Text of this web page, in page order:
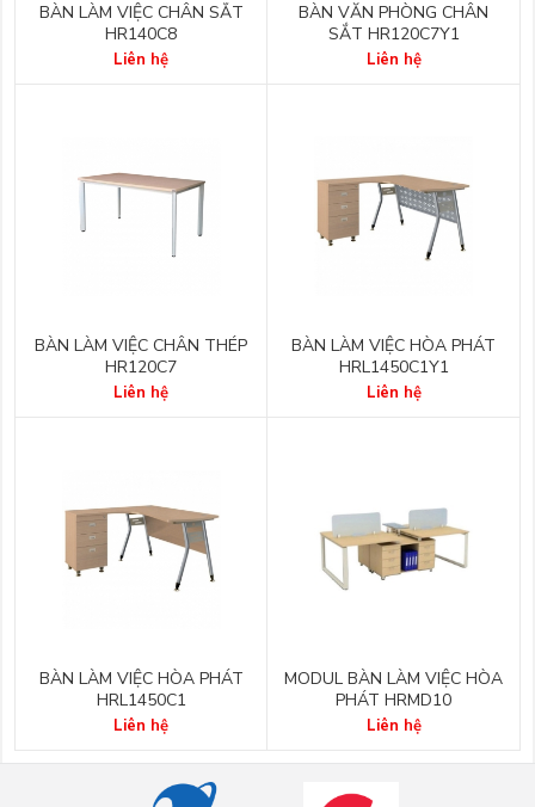
BÀN LÀM VIỆC CHÂN SẮT
HR140C8
Liên hệ
BÀN VĂN PHÒNG CHÂN
SẮT HR120C7Y1
Liên hệ
BÀN LÀM VIỆC CHÂN THÉP
HR120C7
Liên hệ
BÀN LÀM VIỆC HÒA PHÁT
HRL1450C1Y1
Liên hệ
BÀN LÀM VIỆC HÒA PHÁT
HRL1450C1
Liên hệ
MODUL BÀN LÀM VIỆC HÒA
PHÁT HRMD10
Liên hệ